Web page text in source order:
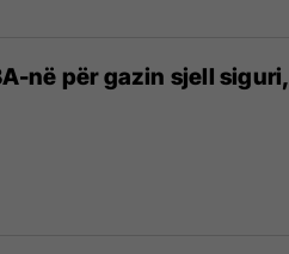
në për gazin sjell siguri,